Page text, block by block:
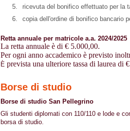
5.
ricevuta del bonifico effettuato per la
6.
copia dell'ordine di bonifico bancario
Retta annuale per matricole a.a. 2024/2025
La retta annuale è di € 5.000,00.
Per ogni anno accademico è previsto
È prevista una ulteriore tassa di laurea di
Borse di studio
Borse di studio San Pellegrino
Gli studenti diplomati con 110/110 e lode e
borsa di studio.